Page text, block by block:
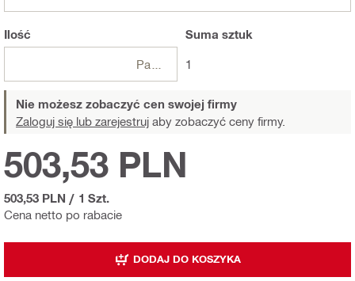
Ilość Suma sztuk
1
Nie możesz zobaczyć cen swojej firmy
Zaloguj się lub zarejestruj aby zobaczyć ceny firmy.
Cena netto po rabacie
503,53 PLN
503,53 PLN / 1 Szt.
DODAJ DO KOSZYKA